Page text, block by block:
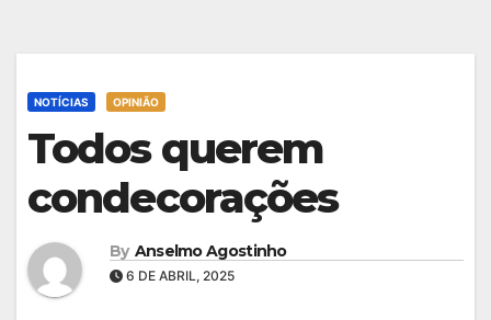
NOTÍCIAS OPINIÃO
Todos querem
condecorações
By Anselmo Agostinho
6 DE ABRIL, 2025